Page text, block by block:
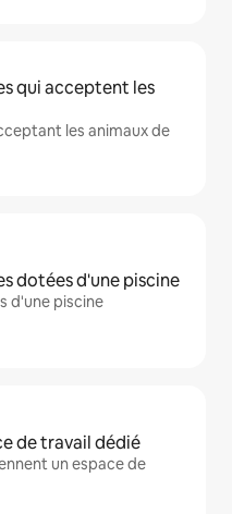
qui acceptent les
les animaux de
dotées d'une piscine
d'une piscine
de travail dédié
un espace de